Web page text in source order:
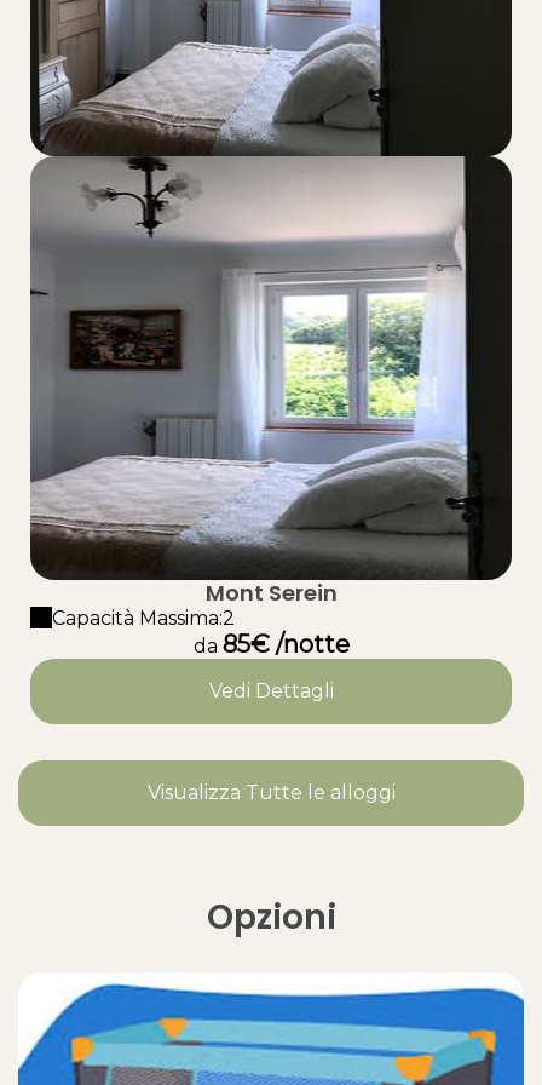
Mont Serein
Capacità Massima:2
da 85€ /notte
Vedi Dettagli
Visualizza Tutte le alloggi
Opzioni